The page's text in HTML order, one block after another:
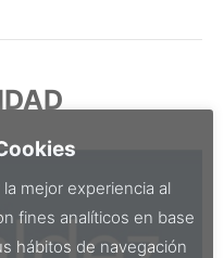
mejor experiencia al
fines analíticos en base
hábitos de navegación